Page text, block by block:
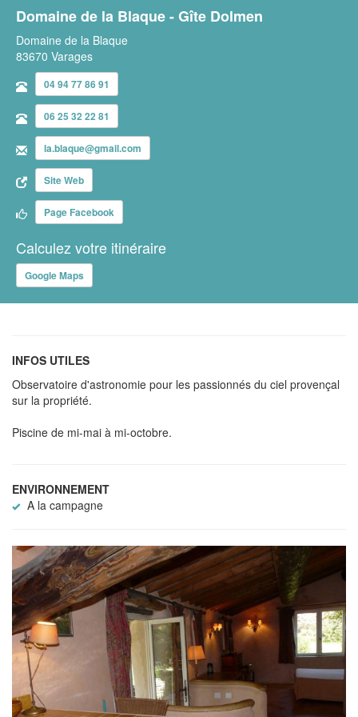
Domaine de la Blaque - Gîte Dolmen
Domaine de la Blaque
83670 Varages
04 94 77 86 91
06 25 32 22 81
la.blaque@gmail.com
Site Web
Page Facebook
Calculez votre itinéraire
Google Maps
INFOS UTILES
Observatoire d'astronomie pour les passionnés du ciel provençal
sur la propriété.
Piscine de mi-mai à mi-octobre.
ENVIRONNEMENT
A la campagne